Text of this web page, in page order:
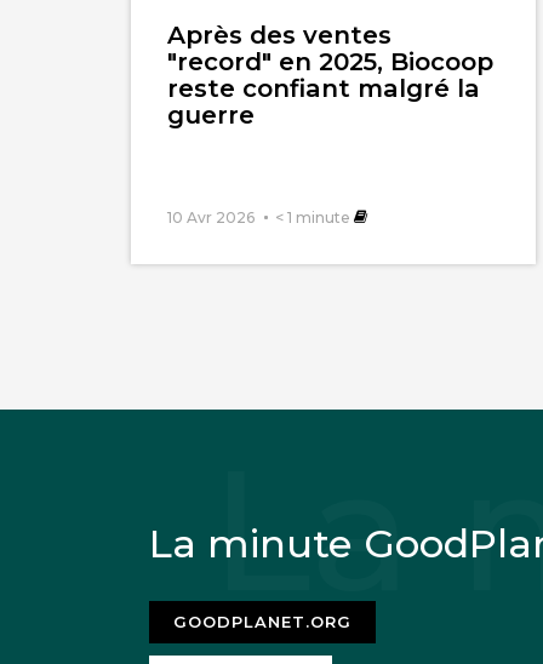
Après des ventes
"record" en 2025, Biocoop
reste confiant malgré la
guerre
10 Avr 2026 < 1 minute
La minute
GOODPLANET.ORG